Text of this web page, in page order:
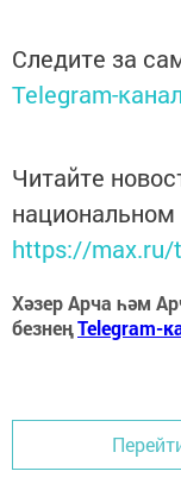
Следите за
Telegram-
Читайте
https://max.ru/
Хәзер Арча һәм
безнеңTelegram-